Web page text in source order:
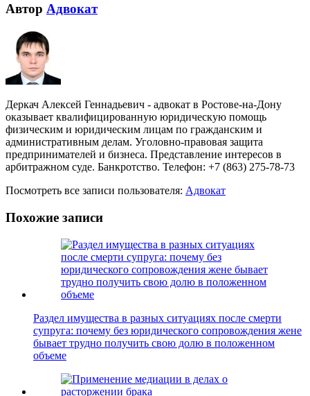
Автор Адвокат
Деркач Алексей Геннадьевич - адвокат в Ростове-на-Дону
оказывает квалифицированную юридическую помощь
физическим и юридическим лицам по гражданским и
административным делам. Уголовно-правовая защита
предпринимателей и бизнеса. Представление интересов в
арбитражном суде. Банкротство. Телефон: +7 (863) 275-78-73
Посмотреть все записи пользователя: Адвокат
Похожие записи
Раздел имущества в разных ситуациях после смерти
супруга: почему без юридического сопровождения жене
бывает трудно получить свою долю в положенном
объеме